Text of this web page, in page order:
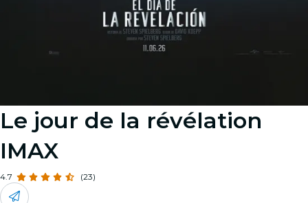
Le jour de la révélation
IMAX
4.7 (23)